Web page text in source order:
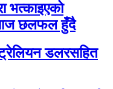
भत्काइएको
आज छलफल हुँदै
डलरसहित